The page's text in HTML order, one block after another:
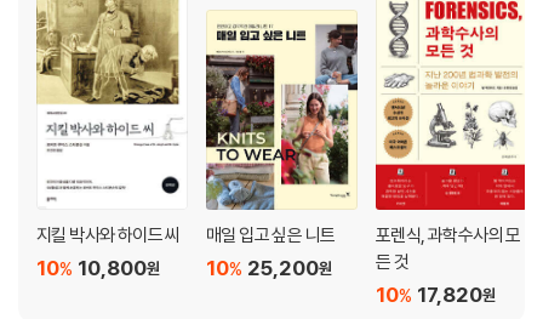
타고난 유전자는 과연 ‘운명’인 걸까?
- 유전자 발현은 음식의 명령을 따른다 | 유전자가 의사에게 처방전 쓰는
법을 알려준다면?
6. Before : 클린 프로그램 준비하기
우리 몸이 가진 놀라운 자연치유력
- 자가치유능력을 되살리려면 현대의학의 맹점을 직시하라
- 오래되고 꽉 막힌 것을 버리고 새로 시작하기 | 똑똑한 우리 몸은 스스로
를 정화할 수 있다
지킬 박사와 하이드 씨
10,800원
10%
매일 입고 싶은 니트
25,200원
10%
포렌식, 과학수사의 모
든 것
17,820원
10%